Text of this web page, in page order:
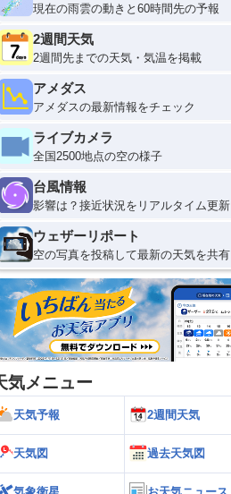
現在の雨雲の動きと60時間先の予報
2週間天気
2週間先までの天気・気温を掲載
アメダス
アメダスの最新情報をチェック
ライブカメラ
全国2500地点の空の様子
台風情報
影響は？接近状況をリアルタイム更新
ウェザーリポート
空の写真を投稿して最新の天気を共有
気メニュー
天気予報 2週間天気
天気図 過去天気図